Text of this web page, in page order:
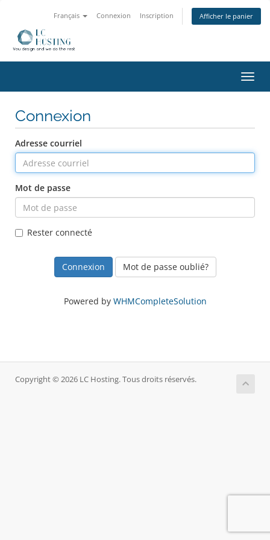
Français Connexion Inscription Afficher le panier
la
Connexion
Adresse courriel
Mot de passe
Rester connecté
Mot de passe oublié?
Powered by WHMCompleteSolution
Copyright © 2026 LC Hosting. Tous droits réservés.